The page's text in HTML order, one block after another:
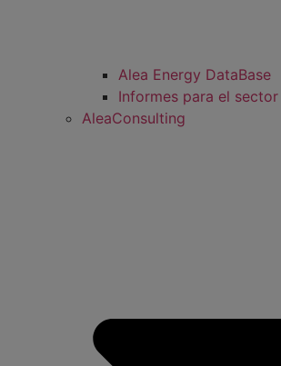
Alea Energy DataBase
Informes para el
AleaConsulting